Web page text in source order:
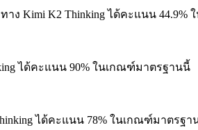
าง Kimi K2 Thinking ได้คะแนน
ได้คะแนน 90% ในเกณฑ์มาตรฐานนี้
ได้คะแนน 78% ในเกณฑ์มาตรฐา